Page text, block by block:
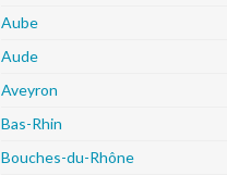
Aube
Aude
Aveyron
Bas-Rhin
Bouches-du-Rhône